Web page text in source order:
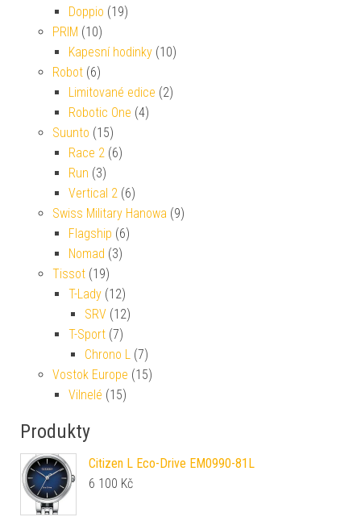
Doppio (19)
PRIM (10)
Kapesní hodinky (10)
Robot (6)
Limitované edice (2)
Robotic One (4)
Suunto (15)
Race 2 (6)
Run (3)
Vertical 2 (6)
Swiss Military Hanowa (9)
Flagship (6)
Nomad (3)
Tissot (19)
T-Lady (12)
SRV (12)
T-Sport (7)
Chrono L (7)
Vostok Europe (15)
Vilnelé (15)
Produkty
Citizen L Eco-Drive EM0990-81L
6 100 Kč